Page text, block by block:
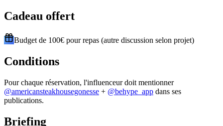
Cadeau offert
Budget de 100€ pour repas (autre discussion selon projet)
Conditions
Pour chaque réservation, l'influenceur doit mentionner
@americansteakhousegonesse + @behype_app dans ses
publications.
Briefing